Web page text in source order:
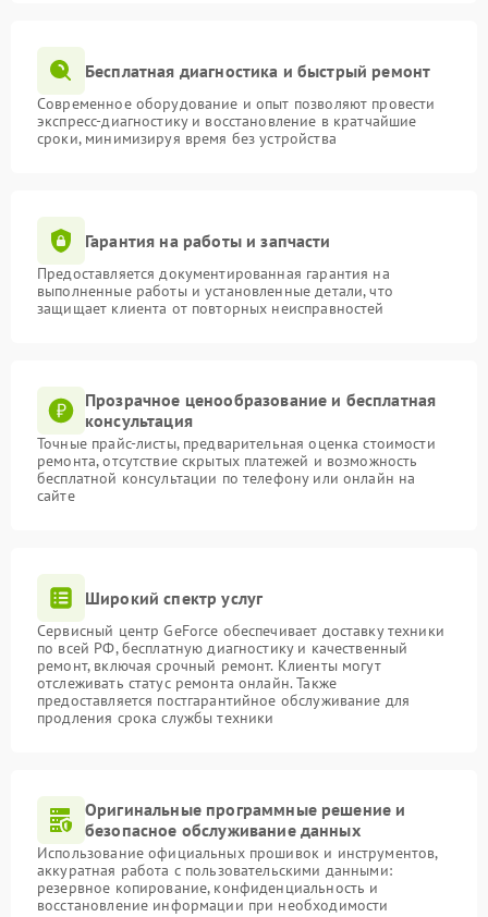
Бесплатная диагностика и быстрый ремонт
Современное оборудование и опыт позволяют провести
экспресс-диагностику и восстановление в кратчайшие
сроки, минимизируя время без устройства
Гарантия на работы и запчасти
Предоставляется документированная гарантия на
выполненные работы и установленные детали, что
защищает клиента от повторных неисправностей
Прозрачное ценообразование и бесплатная
консультация
Точные прайс-листы, предварительная оценка стоимости
ремонта, отсутствие скрытых платежей и возможность
бесплатной консультации по телефону или онлайн на
сайте
Широкий спектр услуг
Сервисный центр GeForce обеспечивает доставку техники
по всей РФ, бесплатную диагностику и качественный
ремонт, включая срочный ремонт. Клиенты могут
отслеживать статус ремонта онлайн. Также
предоставляется постгарантийное обслуживание для
продления срока службы техники
Оригинальные программные решение и
безопасное обслуживание данных
Использование официальных прошивок и инструментов,
аккуратная работа с пользовательскими данными:
резервное копирование, конфиденциальность и
восстановление информации при необходимости